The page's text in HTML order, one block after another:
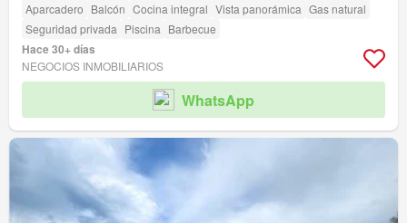
Aparcadero Balcón Cocina integral Vista panorámica Gas natural
Seguridad privada Piscina Barbecue
Hace 30+ días
NEGOCIOS INMOBILIARIOS
WhatsApp